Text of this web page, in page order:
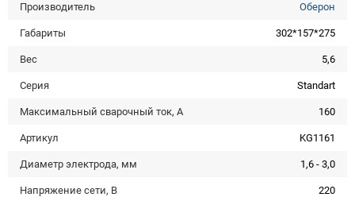
Производитель Оберон
Габариты 302*157*275
Вес 5,6
Серия Standart
Максимальный сварочный ток, А 160
Артикул KG1161
Диаметр электрода, мм 1,6 - 3,0
Напряжение сети, В 220